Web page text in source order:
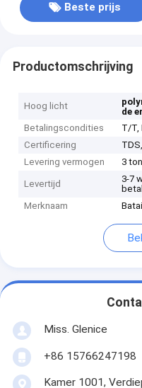
Beste prijs
Productomschrijving
Hoog licht
de
Betalingscondities
T/T,
Certificering
Levering vermogen
3
Levertijd
3-7
Merknaam
Batai
Miss. Glenice
+86 15766247198
Kamer 1001,